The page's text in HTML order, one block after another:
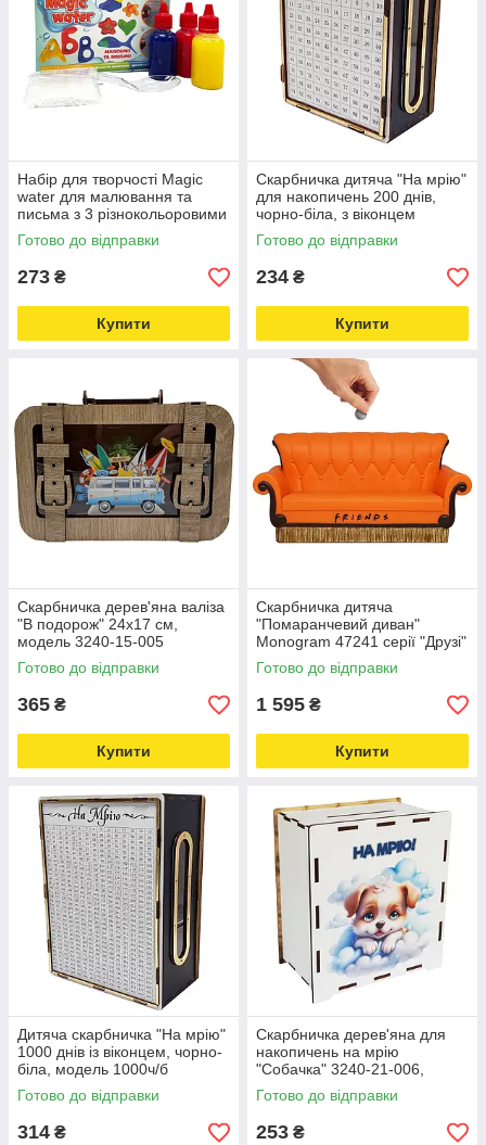
Набір для творчості Magic
water для малювання та
письма з 3 різнокольоровими
гелями MV6031-02 Love&Life
-online-multimarket-
Готово до відправки
273 ₴
Купити
Скарбничка дитяча "На мрію"
для накопичень 200 днів,
чорно-біла, з віконцем
Love&Life -online-multimarket-
Готово до відправки
234 ₴
Купити
Скарбничка дерев'яна валіза
"В подорож" 24х17 см,
модель 3240-15-005
Love&Life -online-multimarket-
Готово до відправки
365 ₴
Купити
Скарбничка дитяча
"Помаранчевий диван"
Monogram 47241 серії "Друзі"
Love&Life -online-multimarket-
Готово до відправки
1 595 ₴
Купити
Дитяча скарбничка "На мрію"
1000 днів із віконцем, чорно-
біла, модель 1000ч/б
Love&Life -online-multimarket-
Готово до відправки
314 ₴
Скарбничка дерев'яна для
накопичень на мрію
"Собачка" 3240-21-006,
17х15х9 см, 200 днів
Love&Life -online-multimarket-
Готово до відправки
253 ₴